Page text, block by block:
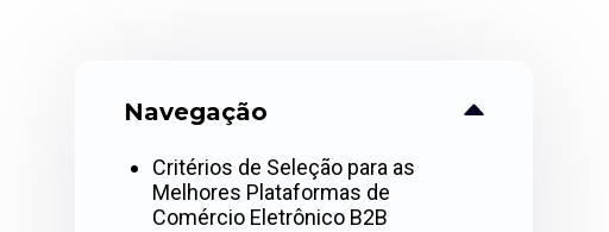
Navegação
Critérios de Seleção para as
Melhores Plataformas de
Comércio Eletrônico B2B